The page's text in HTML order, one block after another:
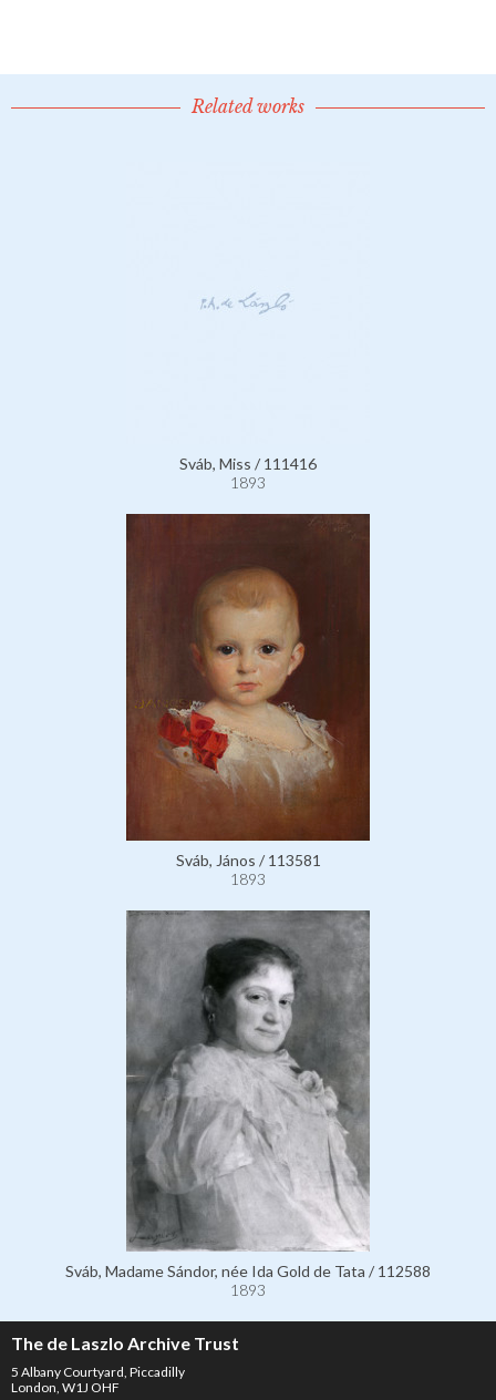
Related works
Sváb, Miss / 111416
1893
Sváb, János / 113581
1893
Sváb, Madame Sándor, née Ida Gold de Tata / 112588
1893
The de Laszlo Archive Trust
5 Albany Courtyard, Piccadilly
London, W1J OHF